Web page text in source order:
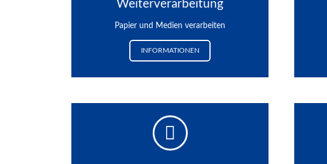
Weiterverarbeitung
Papier und Medien verarbeiten
INFORMATIONEN